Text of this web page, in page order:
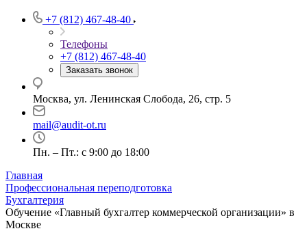
+7 (812) 467-48-40
Телефоны
+7 (812) 467-48-40
Заказать звонок
Москва, ул. Ленинская Слобода, 26, стр. 5
mail@audit-ot.ru
Пн. – Пт.: с 9:00 до 18:00
Главная
Профессиональная переподготовка
Бухгалтерия
Обучение «Главный бухгалтер коммерческой организации» в
Москве